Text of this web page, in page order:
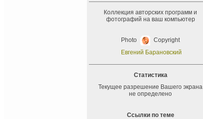
Коллекция авторских программ и
фотографий на ваш компьютер
Photo
Copyright
Евгений Барановский
Статистика
Текущее разрешение Вашего экрана
не определено
Ссылки по теме